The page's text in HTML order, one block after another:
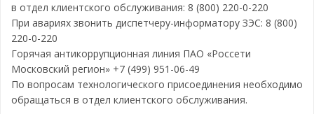
в отдел клиентского обслуживания: 8 (800) 220-0-220
При авариях звонить диспетчеру-информатору ЗЭС: 8 (800)
220-0-220
Горячая антикоррупционная линия ПАО «Россети
Московский регион» +7 (499) 951-06-49
По вопросам технологического присоединения необходимо
обращаться в отдел клиентского обслуживания.